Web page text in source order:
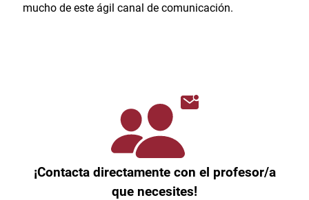
mucho de este ágil canal de comunicación.
¡Contacta directamente con el profesor/a
que necesites!